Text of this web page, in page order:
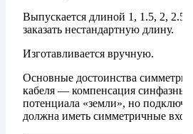
Выпускается длиной 1, 1.5, 2, 2.5
заказать нестандартную длину.
Изготавливается вручную.
Основные достоинства
кабеля — компенсация синфазных
потенциала «земли», но
должна иметь симметричные